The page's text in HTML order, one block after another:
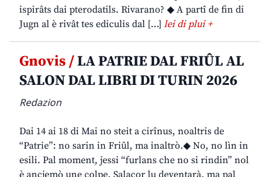
ispirâts dai pterodatils. Rivarano? ◆ A partî de fin di
Jugn al è rivât tes ediculis dal […] lei di plui +
Gnovis /LA PATRIE DAL FRIÛL AL
SALON DAL LIBRI DI TURIN 2026
Redazion
Dai 14 ai 18 di Mai no steit a cirînus, noaltris de
“Patrie”: no sarin in Friûl, ma inaltrò.◆ No, no lìn in
esili. Pal moment, jessi “furlans che no si rindin” nol